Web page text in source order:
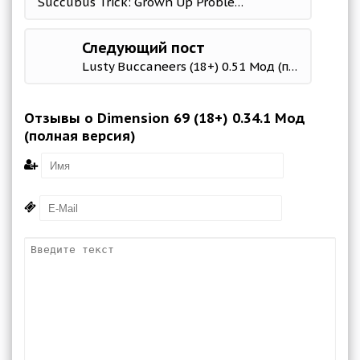
Следующий пост
Lusty Buccaneers (18+) 0.51 Мод (полная версия)
Отзывы о Dimension 69 (18+) 0.34.1 Мод
(полная версия)